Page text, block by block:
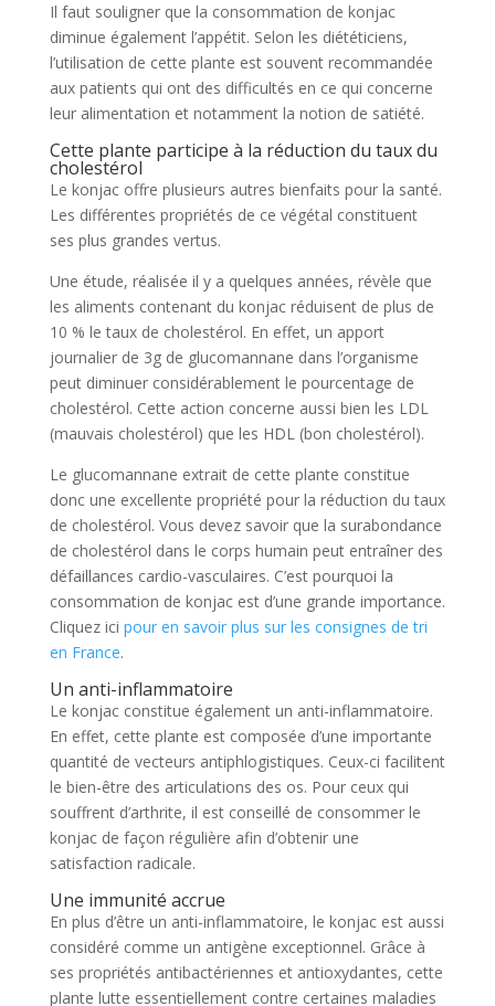
Il faut souligner que la consommation de konjac
diminue également l’appétit. Selon les diététiciens,
l’utilisation de cette plante est souvent recommandée
aux patients qui ont des difficultés en ce qui concerne
leur alimentation et notamment la notion de satiété.
Cette plante participe à la réduction du taux du
cholestérol
Le konjac offre plusieurs autres bienfaits pour la santé.
Les différentes propriétés de ce végétal constituent
ses plus grandes vertus.
Une étude, réalisée il y a quelques années, révèle que
les aliments contenant du konjac réduisent de plus de
10 % le taux de cholestérol. En effet, un apport
journalier de 3g de glucomannane dans l’organisme
peut diminuer considérablement le pourcentage de
cholestérol. Cette action concerne aussi bien les LDL
(mauvais cholestérol) que les HDL (bon cholestérol).
Le glucomannane extrait de cette plante constitue
donc une excellente propriété pour la réduction du taux
de cholestérol. Vous devez savoir que la surabondance
de cholestérol dans le corps humain peut entraîner des
défaillances cardio-vasculaires. C’est pourquoi la
consommation de konjac est d’une grande importance.
Cliquez ici pour en savoir plus sur les consignes de tri
en France.
Un anti-inflammatoire
Le konjac constitue également un anti-inflammatoire.
En effet, cette plante est composée d’une importante
quantité de vecteurs antiphlogistiques. Ceux-ci facilitent
le bien-être des articulations des os. Pour ceux qui
souffrent d’arthrite, il est conseillé de consommer le
konjac de façon régulière afin d’obtenir une
satisfaction radicale.
Une immunité accrue
En plus d’être un anti-inflammatoire, le konjac est aussi
considéré comme un antigène exceptionnel. Grâce à
ses propriétés antibactériennes et antioxydantes, cette
plante lutte essentiellement contre certaines maladies